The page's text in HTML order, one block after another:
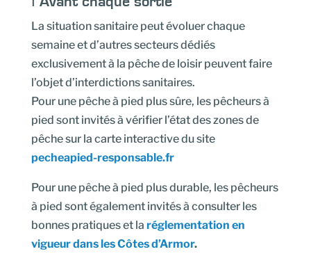
La situation sanitaire peut évoluer chaque
semaine et d’autres secteurs dédiés
exclusivement à la pêche de loisir peuvent faire
l’objet d’interdictions sanitaires.
Pour une pêche à pied plus sûre, les pêcheurs à
pied sont invités à vérifier l’état des zones de
pêche sur la carte interactive du site
pecheapied-responsable.fr
Pour une pêche à pied plus durable, les pêcheurs
à pied sont également invités à consulter les
bonnes pratiques et la réglementation en
vigueur dans les Côtes d’Armor.